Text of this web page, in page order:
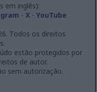
em inglês):
- X- YouTube
Todos os direitos
estão protegidos por
de autor.
sem autorização.